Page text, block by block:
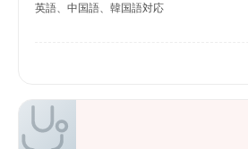
英語、中国語、韓国語対応